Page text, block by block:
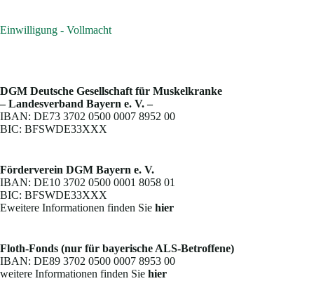
Einwilligung - Vollmacht
DGM Deutsche Gesellschaft für Muskelkranke
– Landesverband Bayern e. V. –
IBAN: DE73 3702 0500 0007 8952 00
BIC: BFSWDE33XXX
Förderverein DGM Bayern e. V.
IBAN: DE10 3702 0500 0001 8058 01
BIC: BFSWDE33XXX
Eweitere Informationen finden Sie hier
Floth-Fonds (nur für bayerische ALS-Betroffene)
IBAN: DE89 3702 0500 0007 8953 00
weitere Informationen finden Sie hier